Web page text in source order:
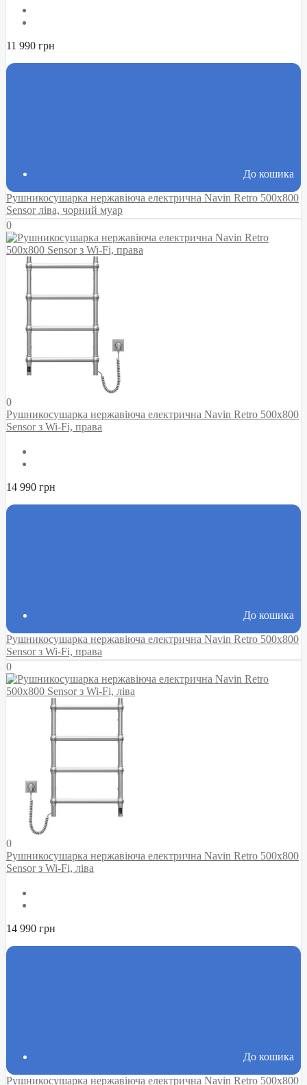
11 990 грн
До кошика
Рушникосушарка нержавіюча електрична Navin Retro 500х800
Sensor ліва, чорний муар
0
0
Рушникосушарка нержавіюча електрична Navin Retro 500х800
Sensor з Wi-Fi, права
14 990 грн
До кошика
Рушникосушарка нержавіюча електрична Navin Retro 500х800
Sensor з Wi-Fi, права
0
0
Рушникосушарка нержавіюча електрична Navin Retro 500х800
Sensor з Wi-Fi, ліва
14 990 грн
До кошика
Рушникосушарка нержавіюча електрична Navin Retro 500х800